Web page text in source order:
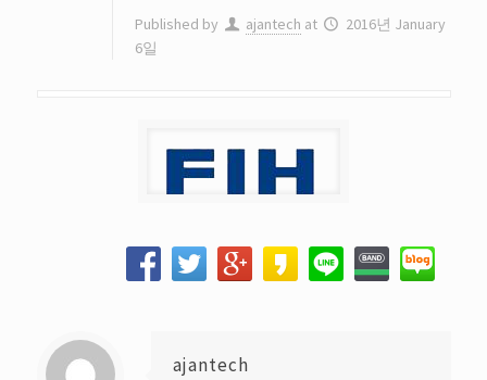
Published by ajantech at
2016년 January
6일
ajantech